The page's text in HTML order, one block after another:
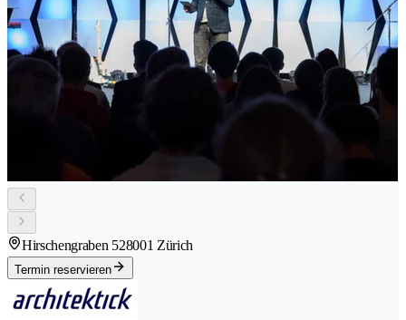
Hirschengraben 528001 Zürich
Termin reservieren